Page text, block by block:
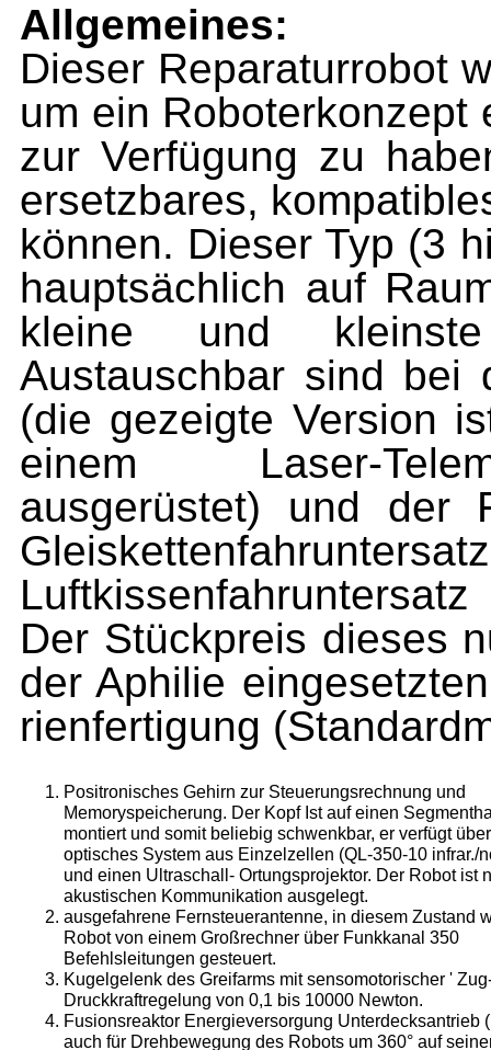
Allgemeines:
Dieser Reparaturrobot
um ein Roboterkonzept
zur Verfügung zu
ersetzbares,
können. Dieser Typ (3
hauptsächlich auf
kleine und kleinste
Austauschbar sind bei
(die gezeigte Version
einem Laser-
ausgerüstet) und der
Der Stück­preis dieses
der Aphilie
rienfertigung
Positronisches Gehirn zur Steuerungsrechnung und
Memoryspeicherung. Der Kopf Ist auf einen
montiert und somit beliebig schwenkbar, er verfügt
optisches System aus Einzelzel­len (QL-350-10 infrar./
und einen Ultraschall- Ortungsprojektor. Der Robot ist
akustischen Kommunikation ausgelegt.
ausgefahrene Fernsteuerantenne, in diesem Zu­stand
Robot von einem Großrechner über Funkkanal 350
Befehlsleitungen gesteuert.
Kugelgelenk des Greifarms mit sensomotorischer '
Druckkraftregelung von 0,1 bis 10000 New­ton.
Fusionsreaktor Energieversorgung Unterdecks­antrieb
auch für Drehbewegung des Robots um 360° auf